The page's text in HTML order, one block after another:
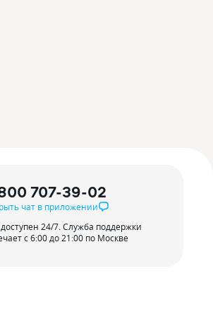
707-39-02
чат в приложении
24/7. Служба поддержки
с 6:00 до 21:00 по Москве